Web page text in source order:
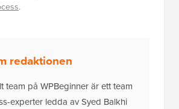
.
redaktionen
team på WPBeginner är ett team
experter ledda av Syed Balkhi